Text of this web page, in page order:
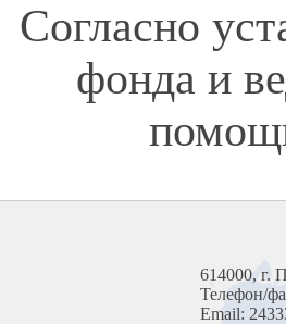
Согласно
фонда и
614000, г.
Телефон/
Email: